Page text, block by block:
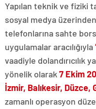
Yapılan teknik ve fiziki
sosyal medya
telefonlarına sahte
uygulamalar aracılığıyla
vaadiyle dolandırıcılık
yönelik olarak 7 Ekim
İzmir, Balıkesir, Düzce,
zamanlı operasyon